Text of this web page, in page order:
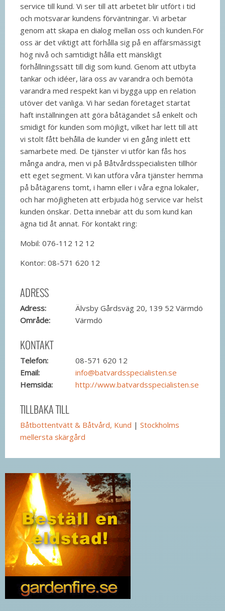
service till kund. Vi ser till att arbetet blir utfört i tid
och motsvarar kundens förväntningar. Vi arbetar
genom att skapa en dialog mellan oss och kunden.För
oss är det viktigt att förhålla sig på en affärsmässigt
hög nivå och samtidigt hålla ett mänskligt
förhållningssätt till dig som kund. Genom att utbyta
tankar och idéer, lära oss av varandra och bemöta
varandra med respekt kan vi bygga upp en relation
utöver det vanliga. Vi har sedan företaget startat
haft inställningen att göra båtägandet så enkelt och
smidigt för kunden som möjligt, vilket har lett till att
vi stolt fått behålla de kunder vi en gång inlett ett
samarbete med. De tjänster vi utför kan fås hos
många andra, men vi på Båtvårdsspecialisten tillhör
ett eget segment. Vi kan utföra våra tjänster hemma
på båtägarens tomt, i hamn eller i våra egna lokaler,
och har möjligheten att erbjuda hög service var helst
kunden önskar. Detta innebär att du som kund kan
ägna tid åt annat. För kontakt ring:
Mobil: 076-112 12 12
Kontor: 08-571 620 12
ADRESS
Adress:
Älvsby Gårdsväg 20, 139 52 Värmdö
Område:
Värmdö
KONTAKT
Telefon:
08-571 620 12
Email:
info@batvardsspecialisten.se
Hemsida:
http://www.batvardsspecialisten.se
TILLBAKA TILL
Båtbottentvätt & Båtvård, Kund | Stockholms
mellersta skärgård